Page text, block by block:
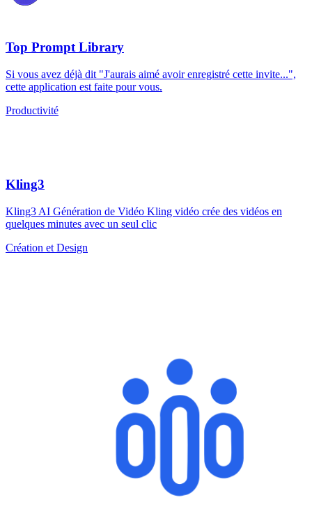
Top Prompt Library
Si vous avez déjà dit "J'aurais aimé avoir enregistré cette invite...",
cette application est faite pour vous.
Productivité
Kling3
Kling3 AI Génération de Vidéo Kling vidéo crée des vidéos en
quelques minutes avec un seul clic
Création et Design